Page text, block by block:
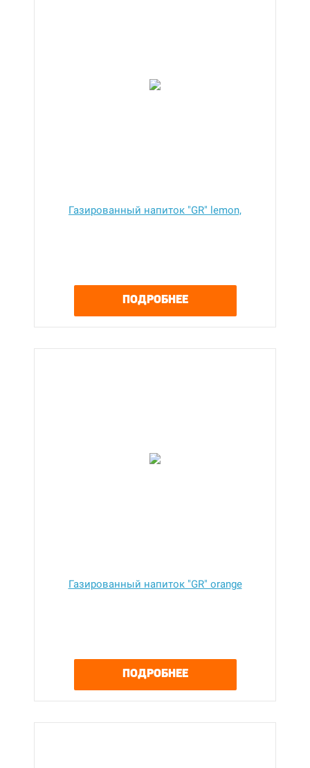
Газированный напиток "GR" lemon,
ПОДРОБНЕЕ
Газированный напиток "GR" orange
ПОДРОБНЕЕ